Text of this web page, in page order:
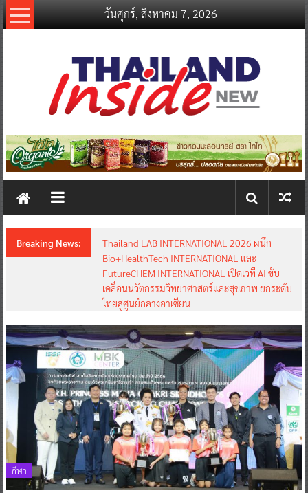
Skip
to
วันศุกร์, สิงหาคม 7, 2026
thailandinsidenew.com
Thailand
New
Breaking News:
Thailand LAB INTERNATIONAL 2026 ผนึก
Bio+HealthTech INTERNATIONAL และ
FutureCHEM INTERNATIONAL เปิดเวที AI ขับ
เคลื่อนนวัตกรรมวิทยาศาสตร์และสุขภาพ ยกระดับ
ไทยสู่ศูนย์กลางอาเซียน
กีฬา